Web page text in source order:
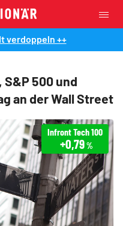
verdoppeln ++
500 und
an der Wall Street
Infront Tech 100
+0,79 %